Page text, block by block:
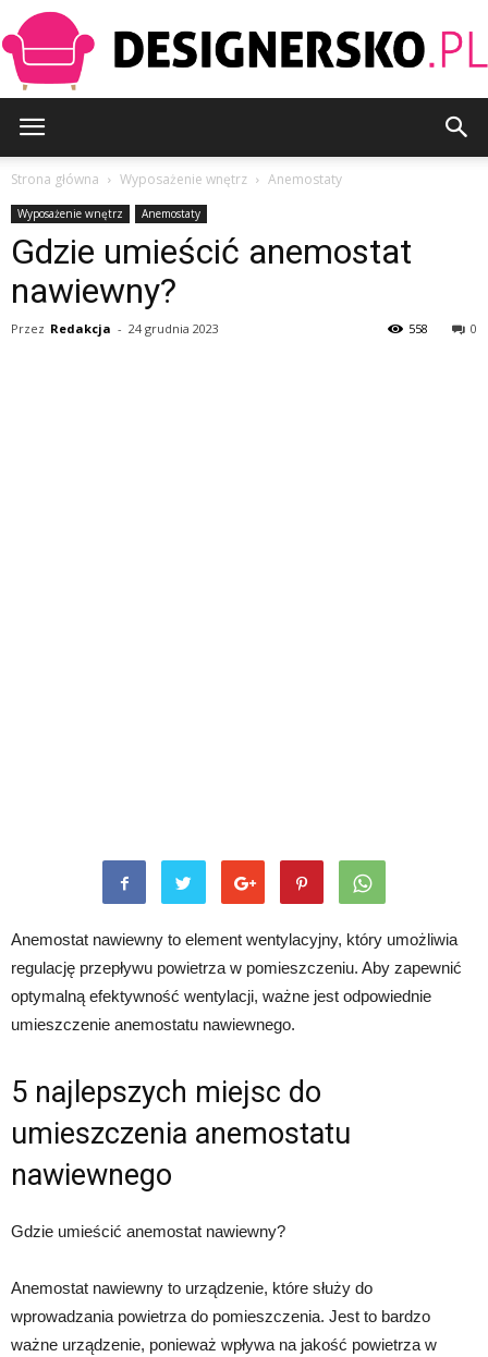
Strona główna Wyposażenie wnętrz Anemostaty
Wyposażenie wnętrz Anemostaty
Gdzie umieścić anemostat
nawiewny?
Przez Redakcja - 24 grudnia 2023 0
558
Anemostat nawiewny to element wentylacyjny, który umożliwia
regulację przepływu powietrza w pomieszczeniu. Aby zapewnić
optymalną efektywność wentylacji, ważne jest odpowiednie
umieszczenie anemostatu nawiewnego.
5 najlepszych miejsc do
umieszczenia anemostatu
nawiewnego
Gdzie umieścić anemostat nawiewny?
Anemostat nawiewny to urządzenie, które służy do
wprowadzania powietrza do pomieszczenia. Jest to bardzo
ważne urządzenie, ponieważ wpływa na jakość powietrza w